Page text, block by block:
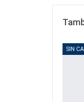
SIN